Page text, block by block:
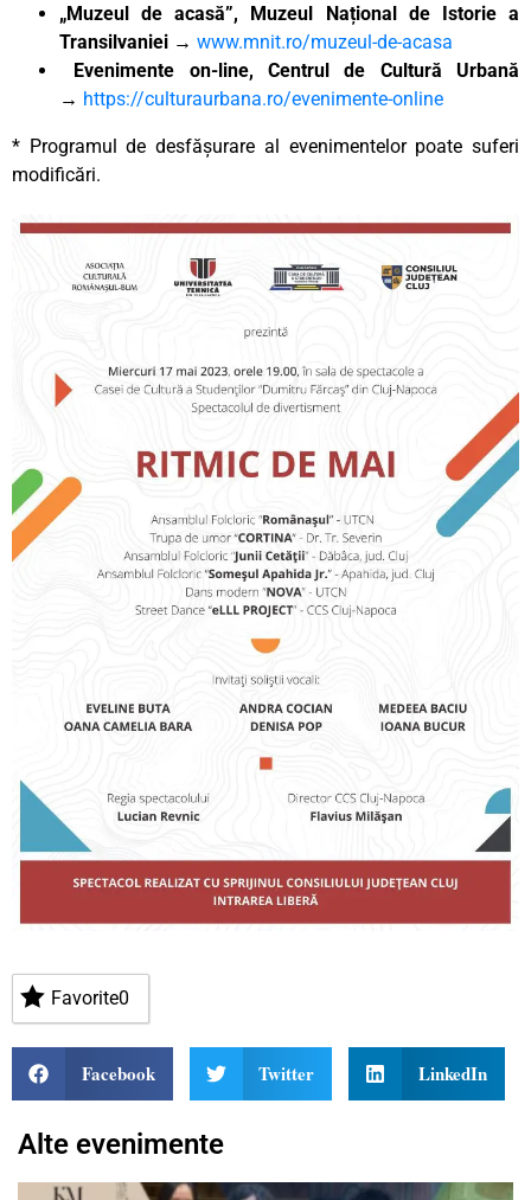
„Muzeul de acasă”, Muzeul Național de Istorie a
Transilvaniei → www.mnit.ro/muzeul-de-acasa
Evenimente on-line, Centrul de Cultură Urbană
→ https://culturaurbana.ro/evenimente-online
* Programul de desfășurare al evenimentelor poate suferi
modificări.
Favorite0
Facebook Twitter LinkedIn
Alte evenimente